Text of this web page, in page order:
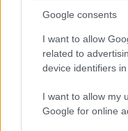
Google consents
I want to allow
related to
device identifiers in
I want to allow my
Google for online
dall’esercito
incredibile
poi soprattutto dei
operazioni di
Circa 6.300 civili
assassinati dalle